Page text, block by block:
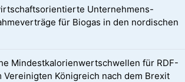
Unternehmens-
für Biogas in den nordischen
Mindestkalorienwertschwellen für RDF-
Vereinigten Königreich nach dem Brexit